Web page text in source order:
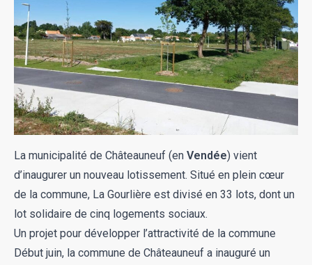
La municipalité de Châteauneuf (en Vendée) vient
d’inaugurer un nouveau lotissement. Situé en plein cœur
de la commune, La Gourlière est divisé en 33 lots, dont un
lot solidaire de cinq logements sociaux.
Un projet pour développer l’attractivité de la commune
Début juin, la commune de Châteauneuf a inauguré un